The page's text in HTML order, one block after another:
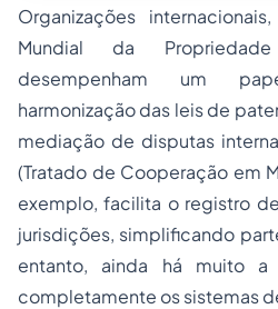
Organizações
Mundial da
desempenham um
harmonização das leis de
mediação de disputas
(Tratado de Cooperação em
exemplo, facilita o registro
jurisdições, simplificando
entanto, ainda há muito
completamente os sistemas